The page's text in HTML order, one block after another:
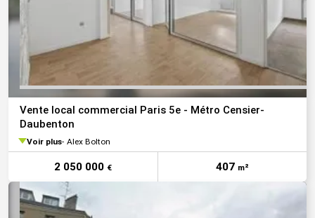
Vente local commercial Paris 5e - Métro Censier-
Daubenton
Voir plus Alex Bolton
2 050 000 € 407 m²